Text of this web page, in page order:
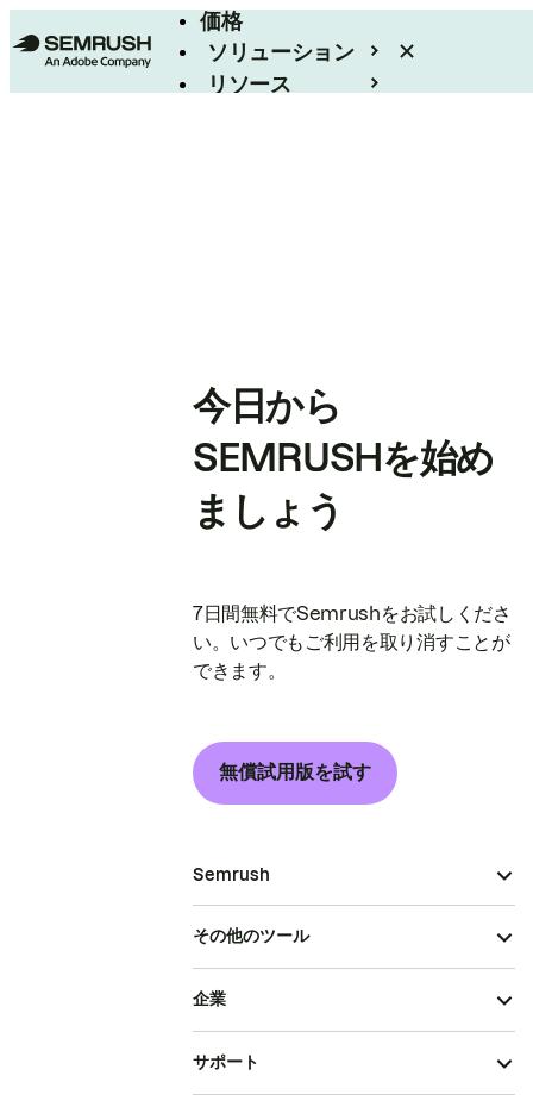
価格
ソリューション
リソース
今日から
SEMRUSHを始め
ましょう
7日間無料でSemrushをお試しくださ
い。いつでもご利用を取り消すことが
できます。
無償試用版を試す
Semrush
その他のツール
企業
サポート